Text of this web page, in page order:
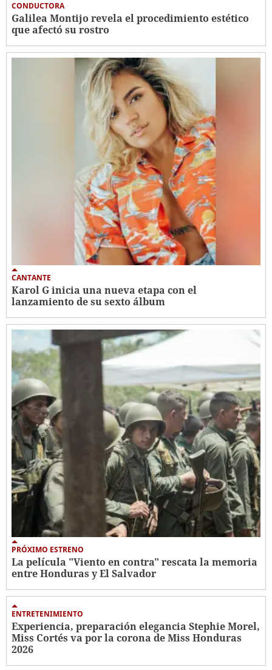
CONDUCTORA
Galilea Montijo revela el procedimiento estético
que afectó su rostro
CANTANTE
Karol G inicia una nueva etapa con el
lanzamiento de su sexto álbum
PRÓXIMO ESTRENO
La película "Viento en contra" rescata la memoria
entre Honduras y El Salvador
ENTRETENIMIENTO
Experiencia, preparación elegancia Stephie Morel,
Miss Cortés va por la corona de Miss Honduras
2026